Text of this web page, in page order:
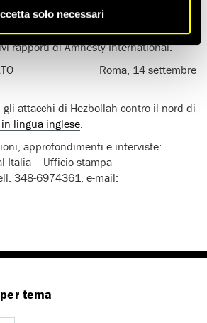
solo necessari
copertura e quella a Israele di aver
di vittime tra i civili, verranno
rapporti di Amnesty International.
Roma, 14 settembre
gli attacchi di Hezbollah contro il nord di
lingua inglese.
approfondimenti e interviste:
Italia – Ufficio stampa
348-6974361, e-mail:
tema